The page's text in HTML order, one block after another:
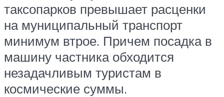
таксопарков превышает расценки
на муниципальный транспорт
минимум втрое. Причем посадка в
машину частника обходится
незадачливым туристам в
космические суммы.